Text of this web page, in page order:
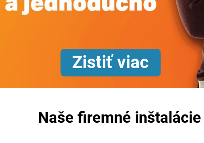
Zistiť viac
Naše firemné inštalácie